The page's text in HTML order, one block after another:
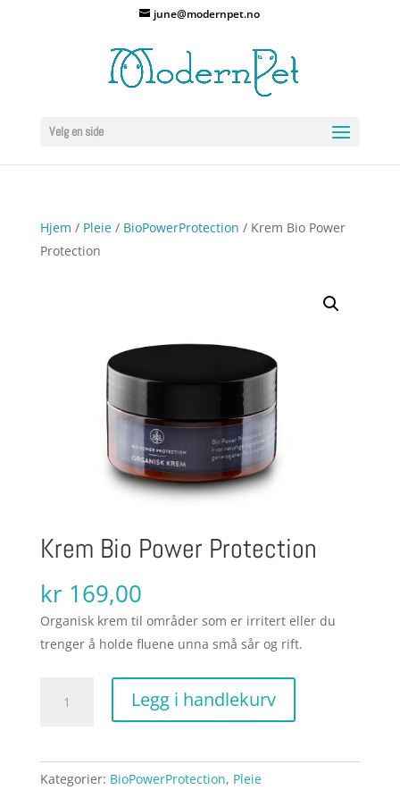
june@modernpet.no
Velg en side
Hjem / Pleie/ BioPowerProtection / Krem Bio Power
Protection
Krem Bio Power Protection
kr169,00
Organisk krem til områder som er irritert eller du
trenger å holde fluene unna små sår og rift.
Protection
antall
Legg i handlekurv
Kategorier: BioPowerProtection, Pleie